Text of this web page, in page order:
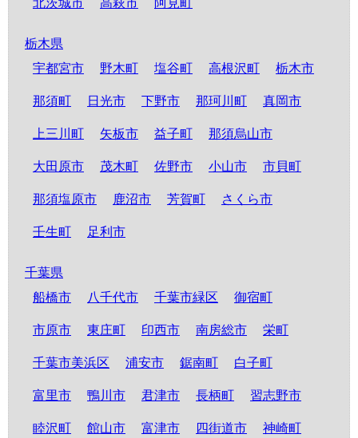
北茨城市 高萩市 阿見町
栃木県
宇都宮市
野木町 塩谷町 高根沢町 栃木市
那須町 日光市 下野市 那珂川町 真岡市
上三川町 矢板市 益子町 那須烏山市
大田原市 茂木町 佐野市 小山市 市貝町
那須塩原市 鹿沼市 芳賀町 さくら市
壬生町 足利市
千葉県
船橋市
八千代市 千葉市緑区 御宿町
市原市 東庄町 印西市 南房総市 栄町
千葉市美浜区 浦安市 鋸南町 白子町
富里市 鴨川市 君津市 長柄町 習志野市
睦沢町 館山市 富津市 四街道市 神崎町